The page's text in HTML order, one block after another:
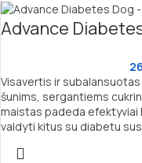
Advance
Visavertis ir
šunims, sergantiems
maistas padeda efektyviai
valdyti kitus su diabetu